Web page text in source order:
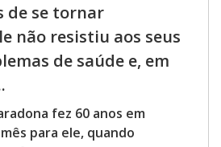
de se tornar
não resistiu aos seus
de saúde e, em
fez 60 anos em
para ele, quando